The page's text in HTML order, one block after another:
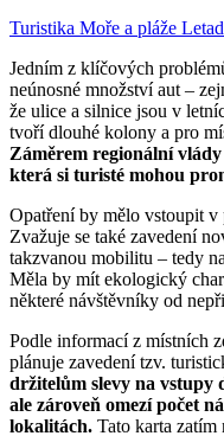
Turistika Moře a pláže
Jedním z klíčových
neúnosné množství aut –
že ulice a silnice jsou v
tvoří dlouhé kolony a pro
Záměrem regionální
která si turisté mohou
Opatření by mělo vstoupit v
Zvažuje se také zavedení
takzvanou mobilitu – tedy
Měla by mít ekologický
některé návštěvníky od
Podle informací z místních
plánuje zavedení tzv.
držitelům slevy na vstupy
ale zároveň omezí počet
lokalitách. Tato karta zatím